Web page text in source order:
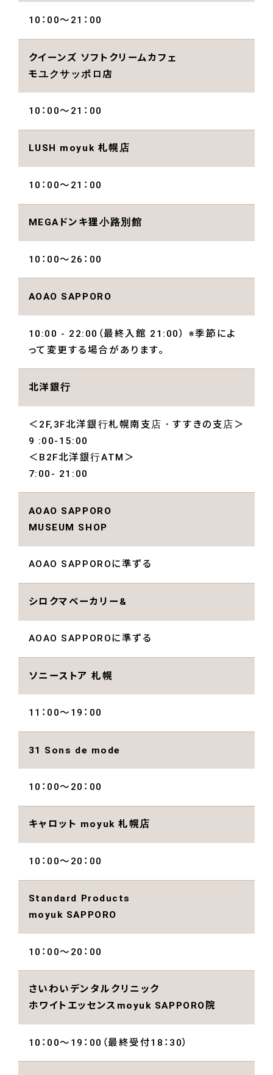
10：00～21：00
クイーンズ ソフトクリームカフェ
モユクサッポロ店
10：00～21：00
LUSH moyuk 札幌店
10：00～21：00
MEGAドンキ狸小路別館
10：00～26：00
AOAO SAPPORO
10:00 - 22:00（最終入館 21:00） ※季節によ
って変更する場合があります。
北洋銀行
＜2F,3F北洋銀行札幌南支店・すすきの支店＞
9 :00-15:00
＜B2F北洋銀行ATM＞
7:00- 21:00
AOAO SAPPORO
MUSEUM SHOP
AOAO SAPPOROに準ずる
シロクマベーカリー&
AOAO SAPPOROに準ずる
ソニーストア 札幌
11：00～19：00
31 Sons de mode
10：00～20：00
キャロット moyuk 札幌店
10：00～20：00
Standard Products
moyuk SAPPORO
10：00～20：00
さいわいデンタルクリニック
ホワイトエッセンスmoyuk SAPPORO院
10：00～19：00（最終受付18：30）